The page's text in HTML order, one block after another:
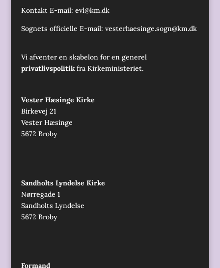
Kontakt E-mail: evl@km.dk
Sognets officielle E-mail: vesterhaesinge.sogn@km.dk
Vi afventer en skabelon for en generel
privatlivspolitikfra Kirkeministeriet.
Vester Hæsinge Kirke
Birkevej 21
Vester Hæsinge
5672 Broby
Sandholts Lyndelse Kirke
Nørregade 1
Sandholts Lyndelse
5672 Broby
Formand